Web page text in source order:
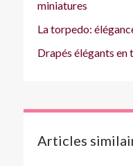
miniatures
La torpedo:
Drapés élégants
Articles